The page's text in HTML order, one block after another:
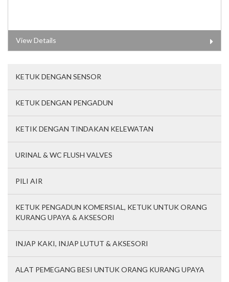
View Details
KETUK DENGAN SENSOR
KETUK DENGAN PENGADUN
KETIK DENGAN TINDAKAN KELEWATAN
URINAL & WC FLUSH VALVES
PILI AIR
KETUK PENGADUN KOMERSIAL, KETUK UNTUK ORANG
KURANG UPAYA & AKSESORI
INJAP KAKI, INJAP LUTUT & AKSESORI
ALAT PEMEGANG BESI UNTUK ORANG KURANG UPAYA